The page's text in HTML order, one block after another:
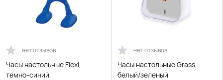
нет отзывов
Часы настольные Flexi,
темно-синий
нет отзывов
Часы настольные Grass,
белый/зеленый